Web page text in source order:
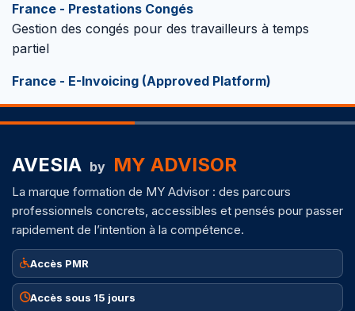
France - Prestations Congés
Gestion des congés pour des travailleurs à temps
partiel
France - E-Invoicing (Approved Platform)
AVESIA by MY ADVISOR
La marque formation de MY Advisor : des parcours
professionnels concrets, accessibles et pensés pour passer
rapidement de l’intention à la compétence.
Accès PMR
Accès sous 15 jours